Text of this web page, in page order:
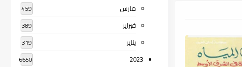
مارس 459
فبراير 389
يناير 319
2023
6650